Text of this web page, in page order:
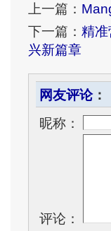
上一篇：
下一篇： 精
兴新篇章
网友评论：
昵称：
评论：